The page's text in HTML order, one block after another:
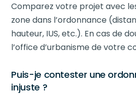
Comparez votre projet avec
zone dans l’ordonnance
hauteur, IUS, etc.). En cas de
l’office d’urbanisme de votre
Puis-je contester une
injuste ?